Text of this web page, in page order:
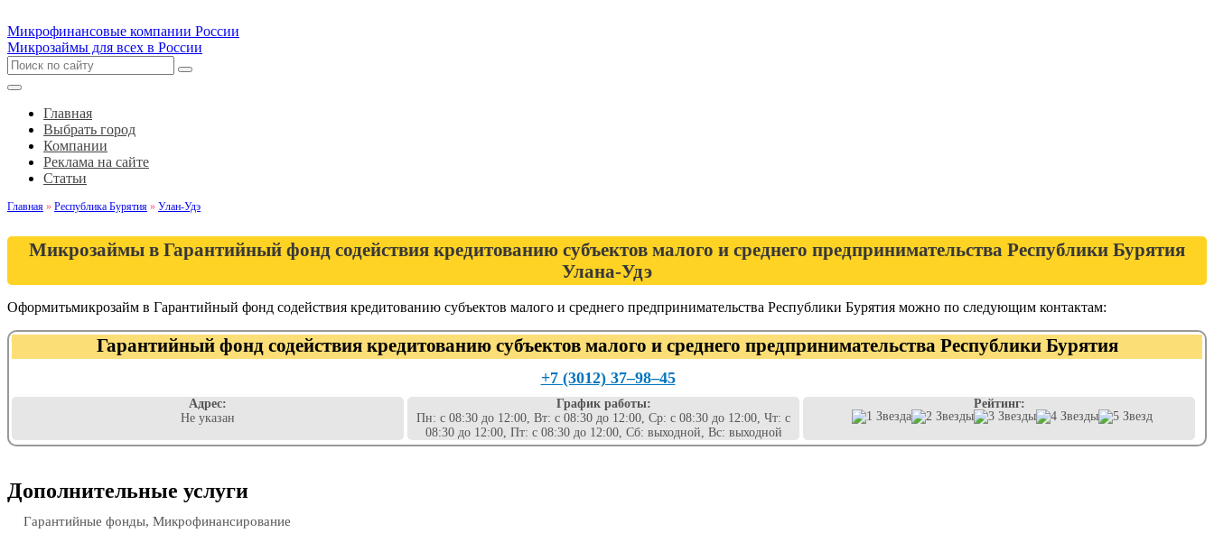
Микрофинансовые компании России
Микрозаймы для всех в России
Главная
Выбрать город
Компании
Реклама на сайте
Статьи
Главная » Республика Бурятия » Улан-Удэ
Микрозаймы в Гарантийный фонд содействия кредитованию субъектов малого и среднего предпринимательства Республики Бурятия
Улана-Удэ
Оформитьмикрозайм в Гарантийный фонд содействия кредитованию субъектов малого и среднего предпринимательства Республики Бурятия можно по следующим контактам:
Гарантийный фонд содействия кредитованию субъектов малого и среднего предпринимательства Республики Бурятия
+7 (3012) 37‒98‒45
Адрес:
Не указан
График работы:
Пн: с 08:30 до 12:00, Вт: с 08:30 до 12:00, Ср: с 08:30 до 12:00, Чт: с
08:30 до 12:00, Пт: с 08:30 до 12:00, Сб: выходной, Вс: выходной
Рейтинг:
Дополнительные услуги
Гарантийные фонды, Микрофинансирование